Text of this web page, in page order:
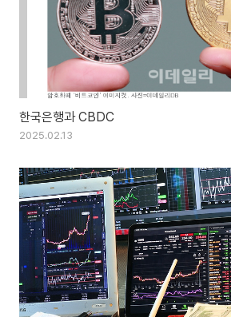
한국은행과 CBDC
2025.02.13